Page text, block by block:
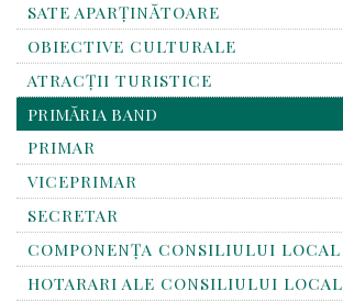
SATE APARȚINĂTOARE
OBIECTIVE CULTURALE
ATRACȚII TURISTICE
PRIMĂRIA BAND
PRIMAR
VICEPRIMAR
SECRETAR
COMPONENȚA CONSILIULUI LOCAL
HOTARARI ALE CONSILIULUI LOCAL